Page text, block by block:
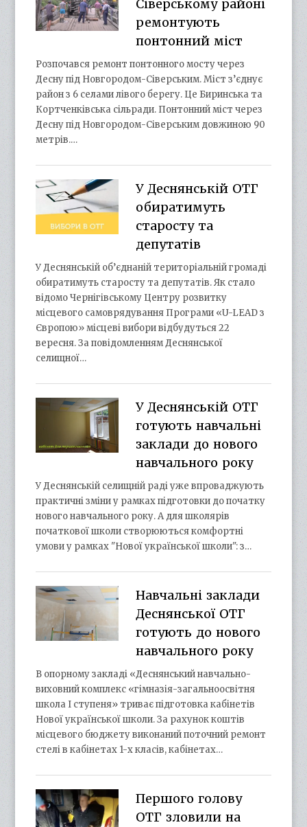
Сіверському районі
ремонтують
понтонний міст
Розпочався ремонт понтонного мосту через
Десну під Новгородом-Сіверським. Міст з’єднує
район з 6 селами лівого берегу. Це Биринська та
Кортченківська сільради. Понтонний міст через
Десну під Новгородом-Сіверським довжиною 90
метрів.…
У Деснянській ОТГ
обиратимуть
старосту та
депутатів
У Деснянській об’єднаній територіальній громаді
обиратимуть старосту та депутатів. Як стало
відомо Чернігівському Центру розвитку
місцевого самоврядування Програми «U-LEAD з
Європою» місцеві вибори відбудуться 22
вересня. За повідомленням Деснянської
селищної…
У Деснянській ОТГ
готують навчальні
заклади до нового
навчального року
У Деснянській селищній раді уже впроваджують
практичні зміни у рамках підготовки до початку
нового навчального року. А для школярів
початкової школи створюються комфортні
умови у рамках "Нової української школи": з…
Навчальні заклади
Деснянської ОТГ
готують до нового
навчального року
В опорному закладі «Деснянський навчально-
виховний комплекс «гімназія-загальноосвітня
школа І ступеня» триває підготовка кабінетів
Нової української школи. За рахунок коштів
місцевого бюджету виконаний поточний ремонт
стелі в кабінетах 1-х класів, кабінетах…
Першого голову
ОТГ зловили на